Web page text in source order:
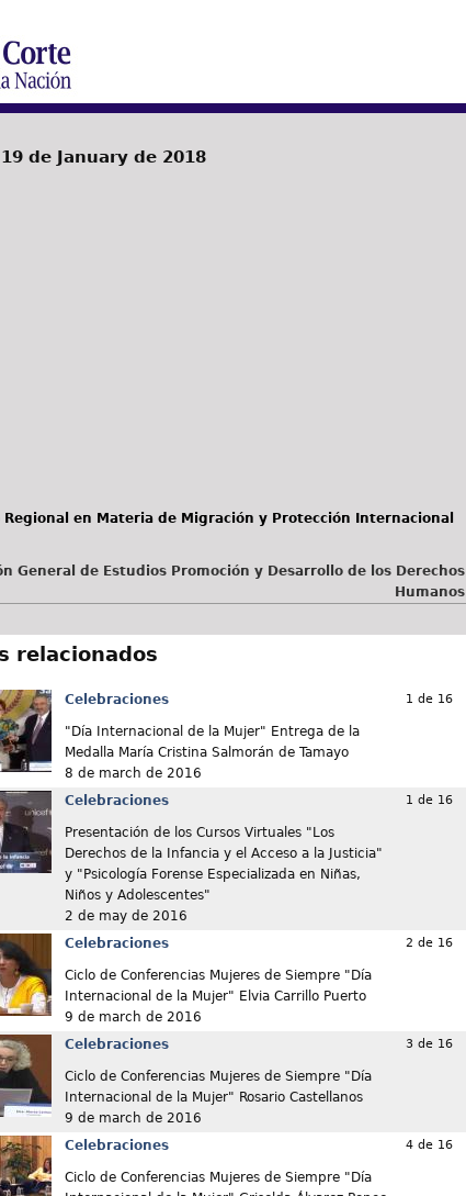
de January de 2018
Regional en Materia de Migración y Protección Internacional
General de Estudios Promoción y Desarrollo de los Derechos
Humanos
relacionados
Celebraciones
"Día Internacional de la Mujer" Entrega de la
Medalla María Cristina Salmorán de Tamayo
8 de march de 2016
1 de 16
Celebraciones
Presentación de los Cursos Virtuales "Los
Derechos de la Infancia y el Acceso a la Justicia"
y "Psicología Forense Especializada en Niñas,
Niños y Adolescentes"
2 de may de 2016
1 de 16
Celebraciones
Ciclo de Conferencias Mujeres de Siempre "Día
Internacional de la Mujer" Elvia Carrillo Puerto
9 de march de 2016
2 de 16
Celebraciones
Ciclo de Conferencias Mujeres de Siempre "Día
Internacional de la Mujer" Rosario Castellanos
9 de march de 2016
3 de 16
Celebraciones
Ciclo de Conferencias Mujeres de Siempre "Día
4 de 16